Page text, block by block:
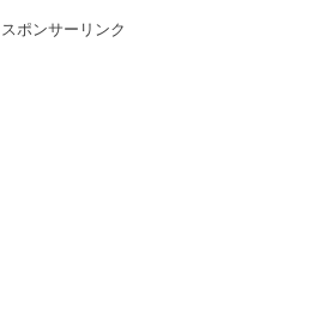
スポンサーリンク